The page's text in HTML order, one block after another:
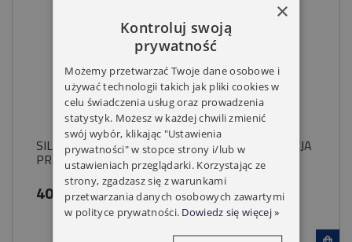
SILNIK YOODA 45 EVY 30NM Z RADIEM DETEKCJA
PRZESZKÓD 15 OBR.
409,00 zł
×
Kontroluj swoją
prywatność
Możemy przetwarzać Twoje dane osobowe i
używać technologii takich jak pliki cookies w
celu świadczenia usług oraz prowadzenia
statystyk. Możesz w każdej chwili zmienić
swój wybór, klikając "Ustawienia
prywatności" w stopce strony i/lub w
ustawieniach przeglądarki. Korzystając ze
strony, zgadzasz się z warunkami
przetwarzania danych osobowych zawartymi
w polityce prywatności. Dowiedz się więcej »